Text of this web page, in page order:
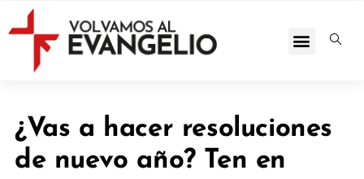
¿Vas a hacer resoluciones
de nuevo año? Ten en